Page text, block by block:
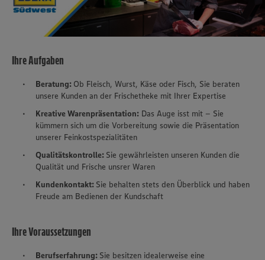
Ihre Aufgaben
Beratung: Ob Fleisch, Wurst, Käse oder Fisch, Sie beraten
unsere Kunden an der Frischetheke mit Ihrer Expertise
Kreative Warenpräsentation: Das Auge isst mit – Sie
kümmern sich um die Vorbereitung sowie die Präsentation
unserer Feinkostspezialitäten
Qualitätskontrolle: Sie gewährleisten unseren Kunden die
Qualität und Frische unsrer Waren
Kundenkontakt: Sie behalten stets den Überblick und haben
Freude am Bedienen der Kundschaft
Ihre Voraussetzungen
Berufserfahrung: Sie besitzen idealerweise eine